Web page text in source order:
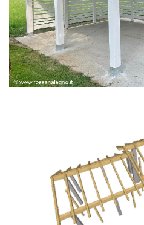
PERGOLA BIANCA SPAZZOLATA